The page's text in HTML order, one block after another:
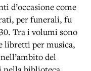
d’occasione come
per funerali, fu
Tra i volumi sono
libretti per musica,
del